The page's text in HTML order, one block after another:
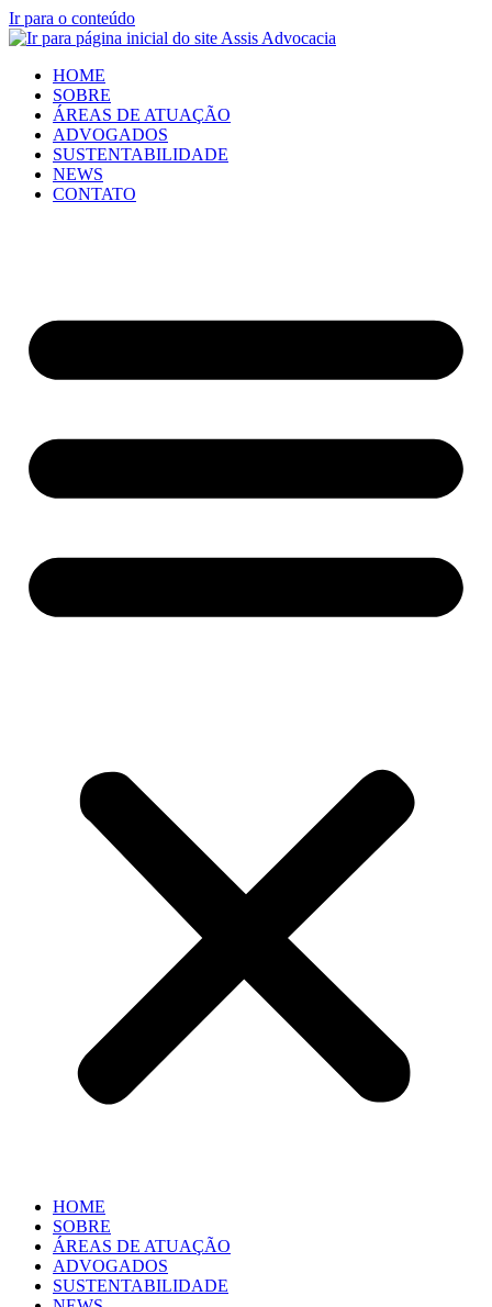
Ir para o conteúdo
HOME
SOBRE
ÁREAS DE ATUAÇÃO
ADVOGADOS
SUSTENTABILIDADE
NEWS
CONTATO
HOME
SOBRE
ÁREAS DE ATUAÇÃO
ADVOGADOS
SUSTENTABILIDADE